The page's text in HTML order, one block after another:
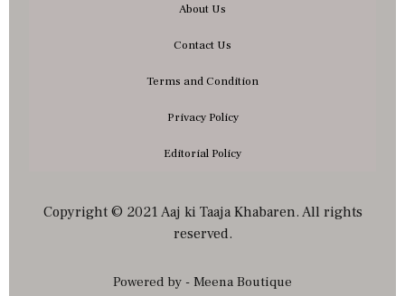
About Us
Contact Us
Terms and Condition
Privacy Policy
Editorial Policy
Copyright © 2021 Aaj ki Taaja Khabaren. All rights
reserved.
Powered by - Meena Boutique